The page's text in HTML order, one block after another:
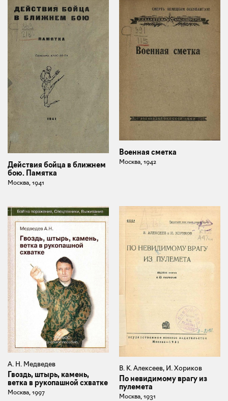
Действия бойца в ближнем
бою. Памятка
Москва, 1941
Военная сметка
Москва, 1942
А. Н. Медведев
Гвоздь, штырь, камень,
ветка в рукопашной схватке
Москва, 1997
В. К. Алексеев, И. Хориков
По невидимому врагу из
пулемета
Москва, 1931